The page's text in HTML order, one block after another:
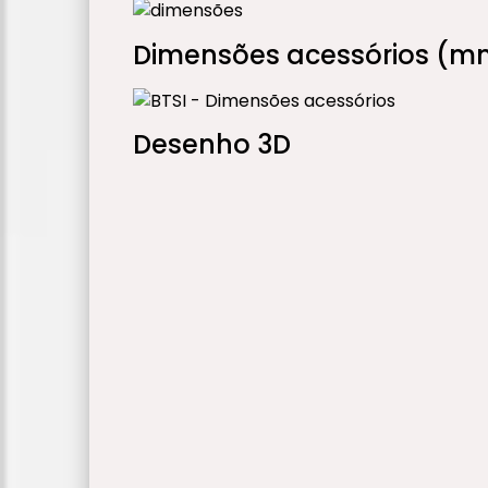
Dimensões acessórios
Desenho 3D